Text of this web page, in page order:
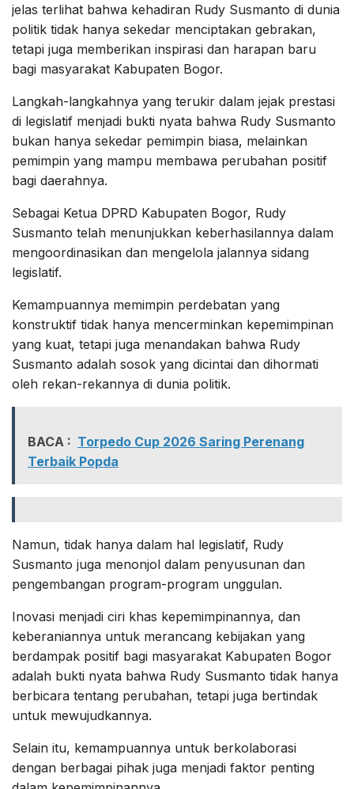
jelas terlihat bahwa kehadiran Rudy Susmanto di dunia
politik tidak hanya sekedar menciptakan gebrakan,
tetapi juga memberikan inspirasi dan harapan baru
bagi masyarakat Kabupaten Bogor.
Langkah-langkahnya yang terukir dalam jejak prestasi
di legislatif menjadi bukti nyata bahwa Rudy Susmanto
bukan hanya sekedar pemimpin biasa, melainkan
pemimpin yang mampu membawa perubahan positif
bagi daerahnya.
Sebagai Ketua DPRD Kabupaten Bogor, Rudy
Susmanto telah menunjukkan keberhasilannya dalam
mengoordinasikan dan mengelola jalannya sidang
legislatif.
Kemampuannya memimpin perdebatan yang
konstruktif tidak hanya mencerminkan kepemimpinan
yang kuat, tetapi juga menandakan bahwa Rudy
Susmanto adalah sosok yang dicintai dan dihormati
oleh rekan-rekannya di dunia politik.
BACA : Torpedo Cup 2026 Saring Perenang
Terbaik Popda
Namun, tidak hanya dalam hal legislatif, Rudy
Susmanto juga menonjol dalam penyusunan dan
pengembangan program-program unggulan.
Inovasi menjadi ciri khas kepemimpinannya, dan
keberaniannya untuk merancang kebijakan yang
berdampak positif bagi masyarakat Kabupaten Bogor
adalah bukti nyata bahwa Rudy Susmanto tidak hanya
berbicara tentang perubahan, tetapi juga bertindak
untuk mewujudkannya.
Selain itu, kemampuannya untuk berkolaborasi
dengan berbagai pihak juga menjadi faktor penting